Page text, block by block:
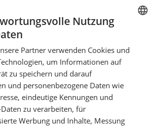
GERMAN
Nutzung
Partner verwenden Cookies und
um Informationen auf
zu speichern und darauf
und personenbezogene Daten wie
eindeutige Kennungen und
zu verarbeiten, für
Werbung und Inhalte, Messung